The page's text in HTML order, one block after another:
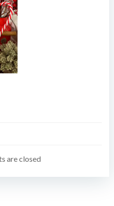
are closed